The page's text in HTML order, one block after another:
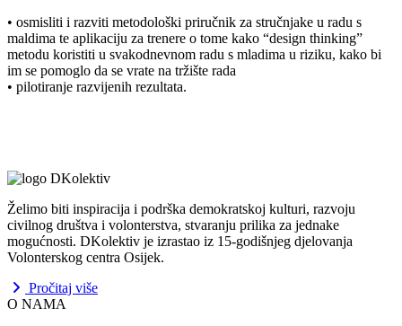
• osmisliti i razviti metodološki priručnik za stručnjake u radu s
maldima te aplikaciju za trenere o tome kako “design thinking”
metodu koristiti u svakodnevnom radu s mladima u riziku, kako bi
im se pomoglo da se vrate na tržište rada
• pilotiranje razvijenih rezultata.
Želimo biti inspiracija i podrška demokratskoj kulturi, razvoju
civilnog društva i volonterstva, stvaranju prilika za jednake
mogućnosti. DKolektiv je izrastao iz 15-godišnjeg djelovanja
Volonterskog centra Osijek.
Pročitaj više
O NAMA